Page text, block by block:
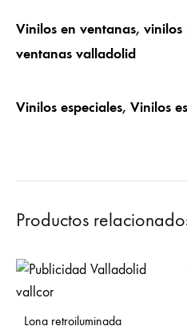
Vinilos en ventanas, vinilos
ventanas valladolid
Vinilos especiales, Vinilos
Productos
Lona retroiluminada